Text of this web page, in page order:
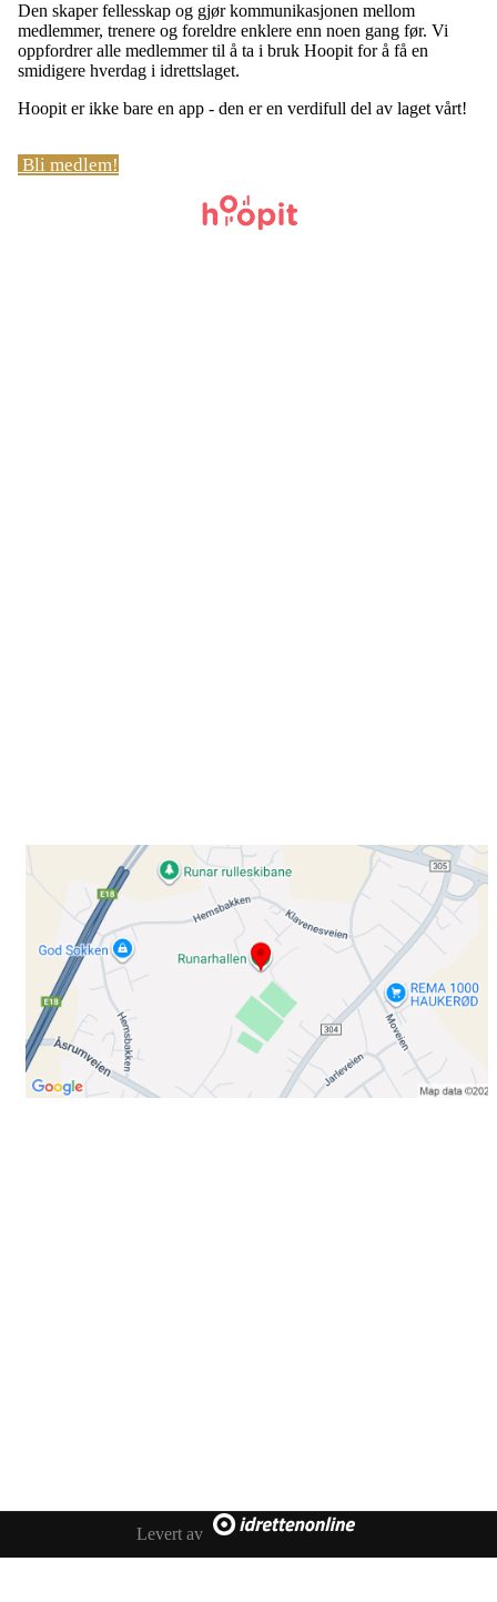
Den skaper fellesskap og gjør kommunikasjonen mellom
medlemmer, trenere og foreldre enklere enn noen gang før. Vi
oppfordrer alle medlemmer til å ta i bruk Hoopit for å få en
smidigere hverdag i idrettslaget.
Hoopit er ikke bare en app - den er en verdifull del av laget vårt!
Bli medlem!
Facebook
Levert av